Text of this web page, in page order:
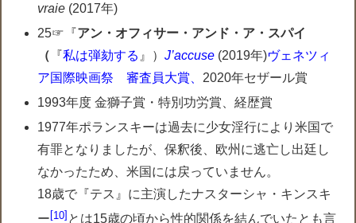
vraie (2017年)
25☞『アン・オフィサー・アンド・ア・スパイ
（ 『私は弾劾する 』）J’accuse (2019年)ヴェネツィ
ア国際映画祭
審査員大賞、 2020年セザール賞
1993年度 金獅子賞・特別功労賞、経歴賞
1977年ポランスキーは過去に少女淫行により米国で
有罪となりましたが、保釈後、欧州に逃亡し出廷し
なかったため、米国には戻っていません。
18歳で『テス』に主演したナスターシャ・キンスキ
ー 10 とは15歳の頃から性的関係を結んでいたとも言